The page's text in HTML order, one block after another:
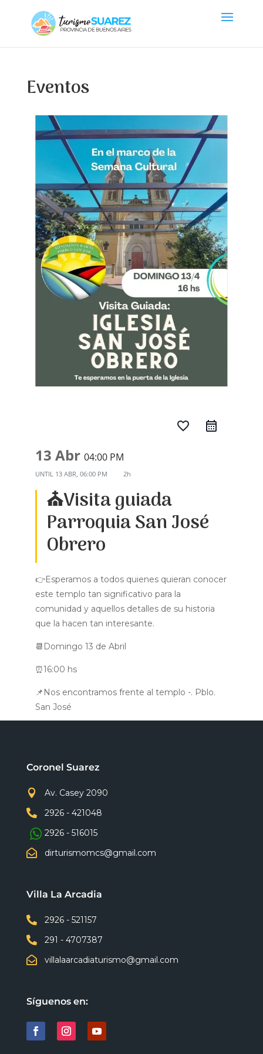
Eventos
favorite_border
13 Abr 04:00 PM
UNTIL 13 ABR, 06:00 PM 2h
⛪Visita guiada
Parroquia San José
Obrero
👉Esperamos a todos quienes quieran conocer
este templo tan significativo para la
comunidad y aquellos detalles de su historia
que la hacen tan interesante.
📆Domingo 13 de Abril
⏰16:00 hs
📌Nos encontramos frente al templo -. Pblo.
San José
Coronel Suarez

Av. Casey 2090

2926 - 421048
2926 - 516015

dirturismomcs@gmail.com
Villa La Arcadia

2926 - 521157

291 - 4707387

villalaarcadiaturismo@gmail.com
Síguenos en: